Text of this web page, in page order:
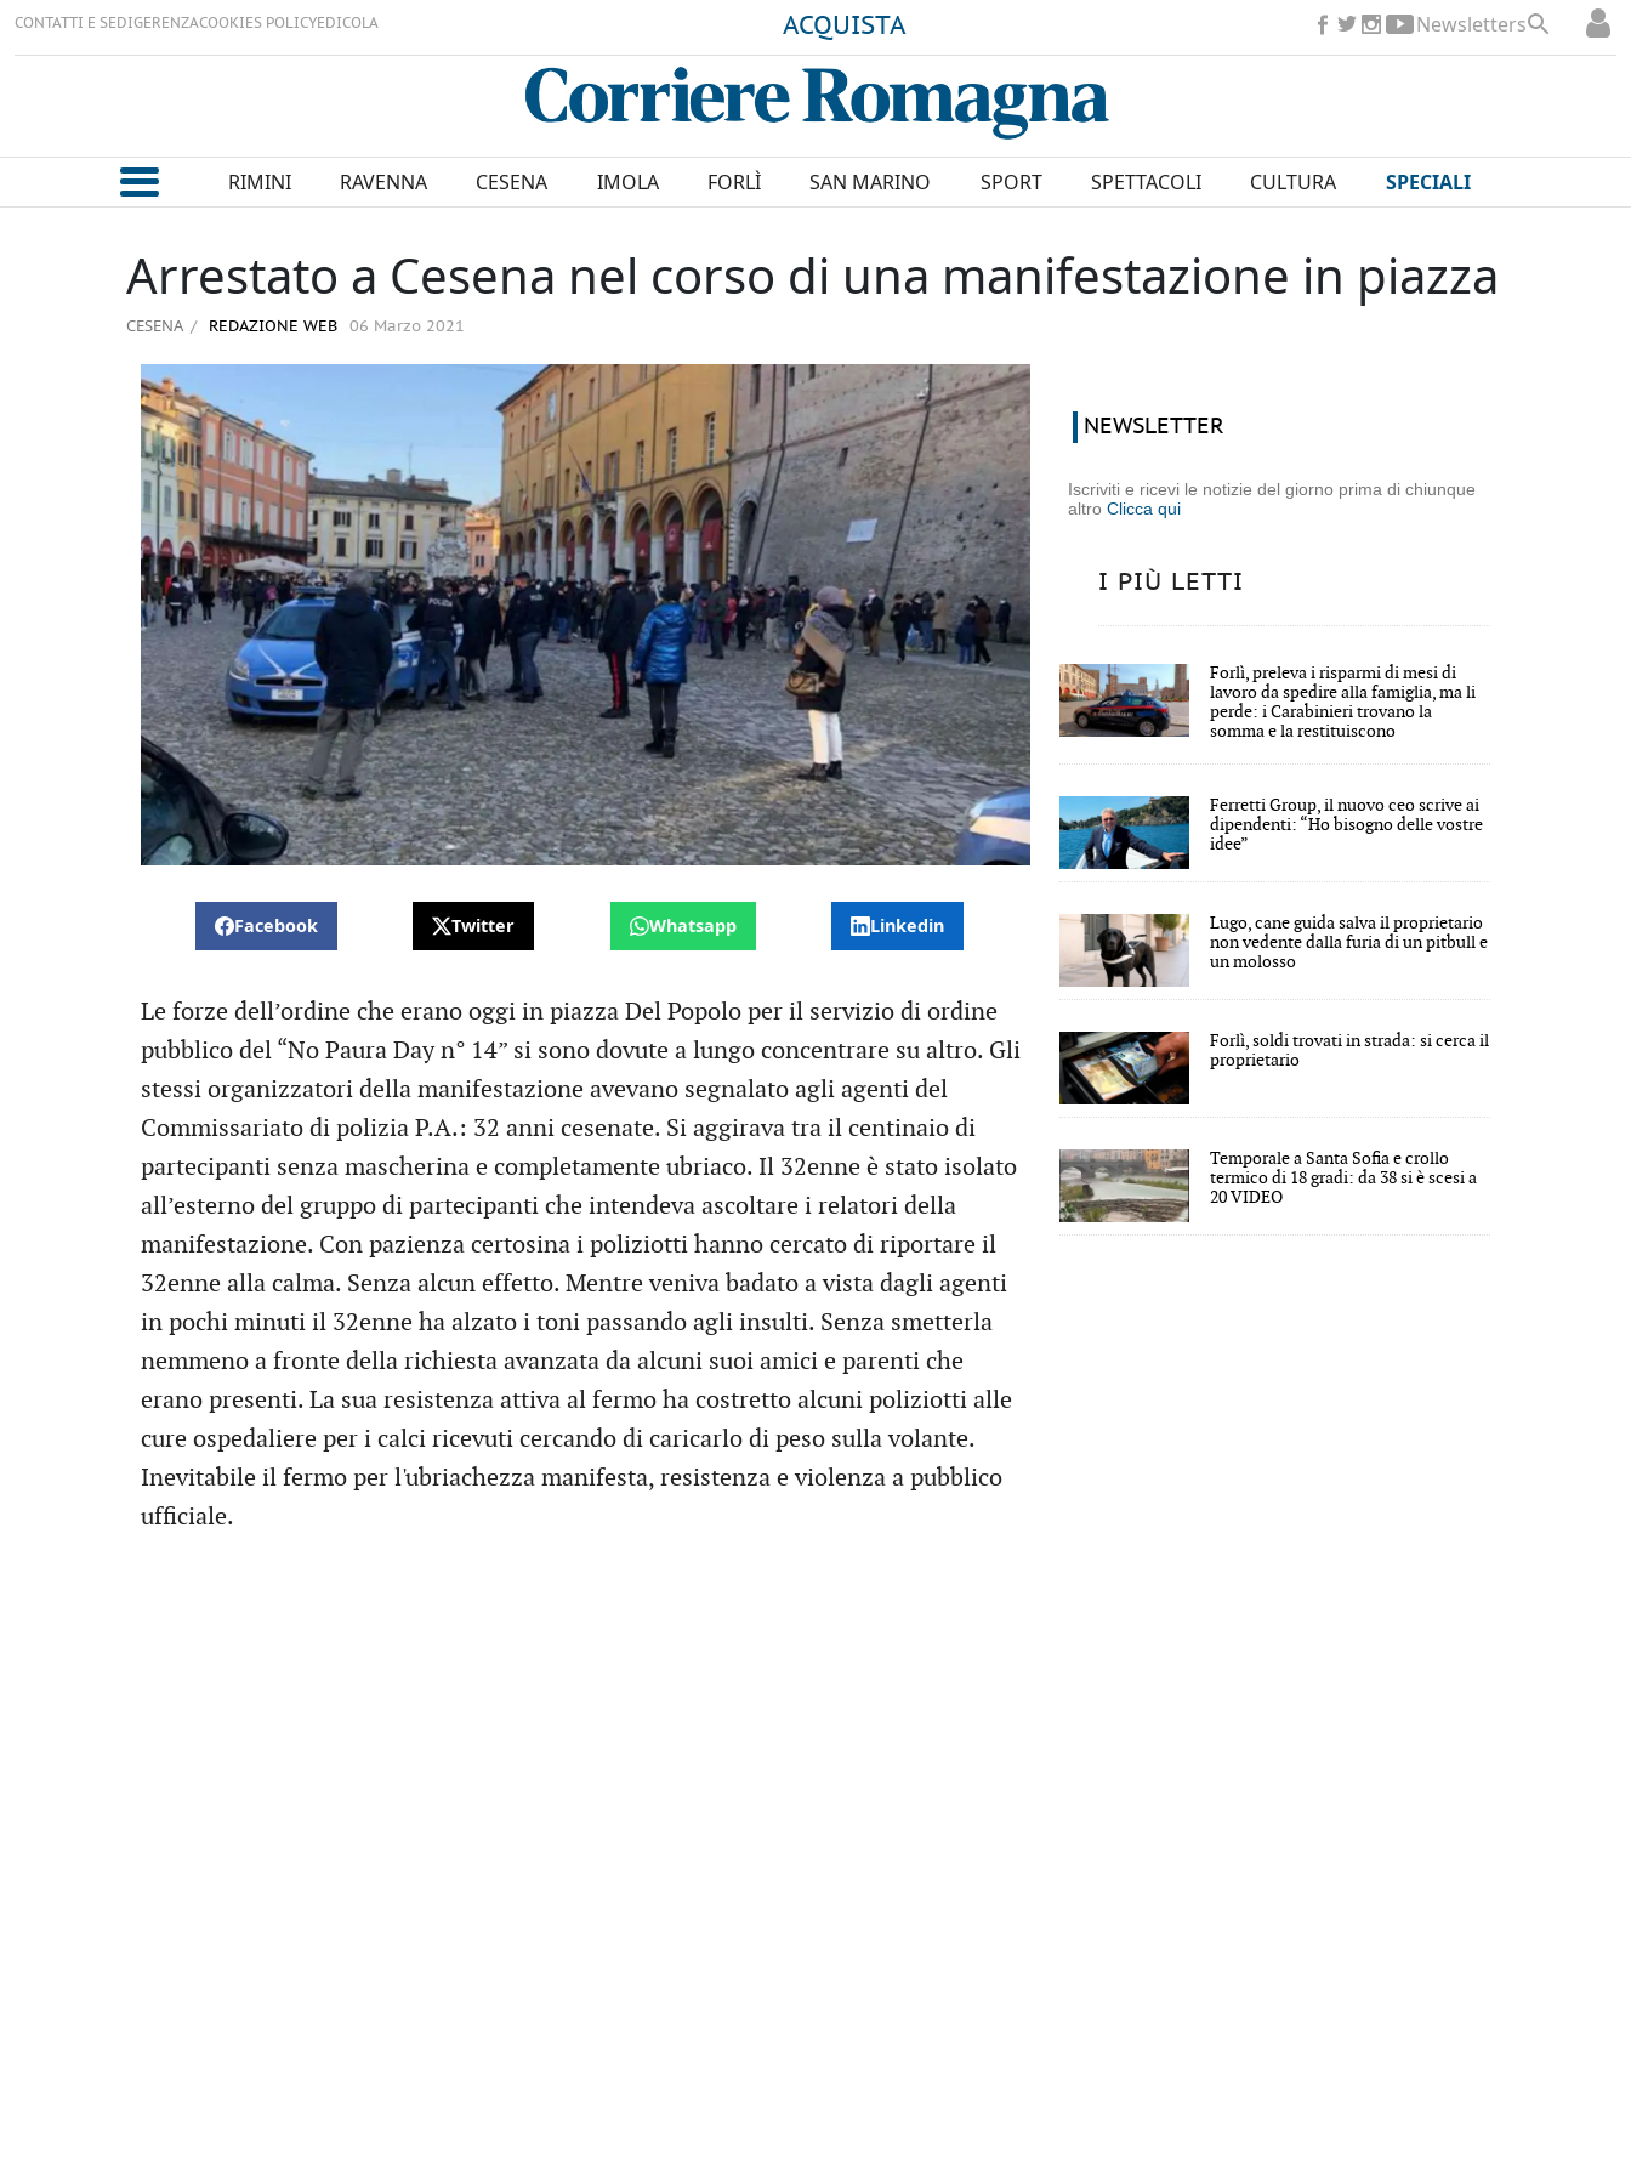
CONTATTI E SEDIGERENZACOOKIES POLICYEDICOLA ACQUISTA Newsletters
RIMINI RAVENNA CESENA IMOLA FORLÌ SAN MARINO SPORT SPETTACOLI CULTURA SPECIALI
Arrestato a Cesena nel corso di una manifestazione in piazza
CESENA REDAZIONE WEB 06 Marzo 2021
Facebook Twitter Whatsapp Linkedin
Le forze dell’ordine che erano oggi in piazza Del Popolo per il servizio di ordine
pubblico del “No Paura Day n° 14” si sono dovute a lungo concentrare su altro. Gli
stessi organizzatori della manifestazione avevano segnalato agli agenti del
Commissariato di polizia P.A.: 32 anni cesenate. Si aggirava tra il centinaio di
partecipanti senza mascherina e completamente ubriaco. Il 32enne è stato isolato
all’esterno del gruppo di partecipanti che intendeva ascoltare i relatori della
manifestazione. Con pazienza certosina i poliziotti hanno cercato di riportare il
32enne alla calma. Senza alcun effetto. Mentre veniva badato a vista dagli agenti
in pochi minuti il 32enne ha alzato i toni passando agli insulti. Senza smetterla
nemmeno a fronte della richiesta avanzata da alcuni suoi amici e parenti che
erano presenti. La sua resistenza attiva al fermo ha costretto alcuni poliziotti alle
cure ospedaliere per i calci ricevuti cercando di caricarlo di peso sulla volante.
Inevitabile il fermo per l'ubriachezza manifesta, resistenza e violenza a pubblico
ufficiale.
NEWSLETTER
Iscriviti e ricevi le notizie del giorno prima di chiunque
altroClicca qui
I PIÙ LETTI
Forlì, preleva i risparmi di mesi di
lavoro da spedire alla famiglia, ma li
perde: i Carabinieri trovano la
somma e la restituiscono
Ferretti Group, il nuovo ceo scrive ai
dipendenti: “Ho bisogno delle vostre
idee”
Lugo, cane guida salva il proprietario
non vedente dalla furia di un pitbull e
un molosso
Forlì, soldi trovati in strada: si cerca il
proprietario
Temporale a Santa Sofia e crollo
termico di 18 gradi: da 38 si è scesi a
20 VIDEO